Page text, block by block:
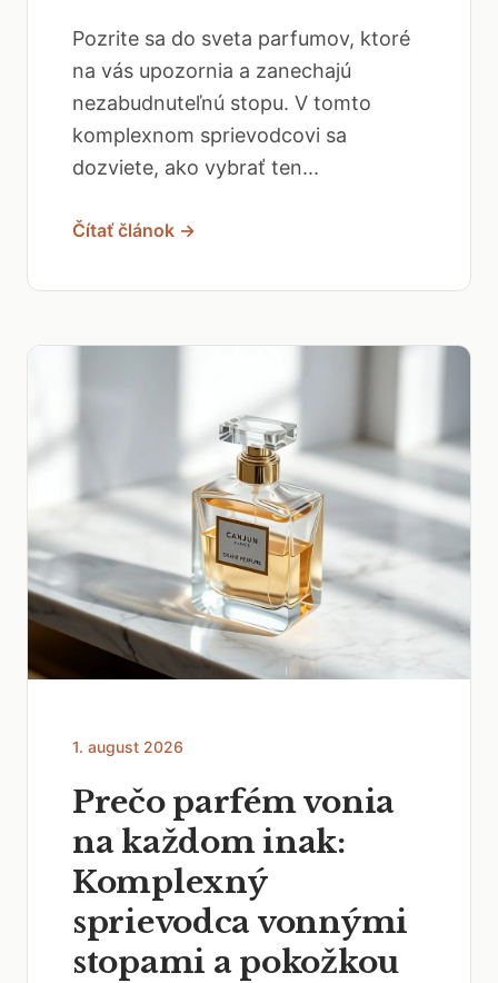
Pozrite sa do sveta parfumov, ktoré
na vás upozornia a zanechajú
nezabudnuteľnú stopu. V tomto
komplexnom sprievodcovi sa
dozviete, ako vybrať ten...
Čítať článok →
1. august 2026
Prečo parfém vonia
na každom inak:
Komplexný
sprievodca vonnými
stopami a pokožkou